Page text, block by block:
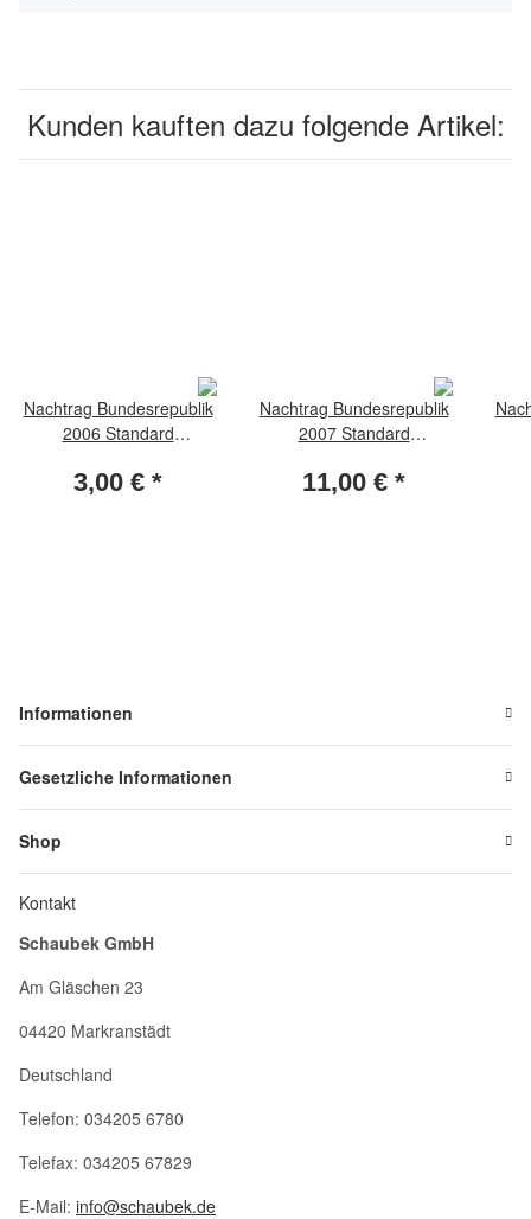
Kunden kauften dazu folgende Artikel:
Nachtrag Bundesrepublik
2006 Standard
3,00 € *
Nachtrag Bundesrepublik
2007 Standard
11,00 € *
Informationen
Gesetzliche Informationen
Shop
Kontakt
Schaubek GmbH
Am Gläschen 23
04420 Markranstädt
Deutschland
Telefon: 034205 6780
Telefax: 034205 67829
E-Mail: info@schaubek.de